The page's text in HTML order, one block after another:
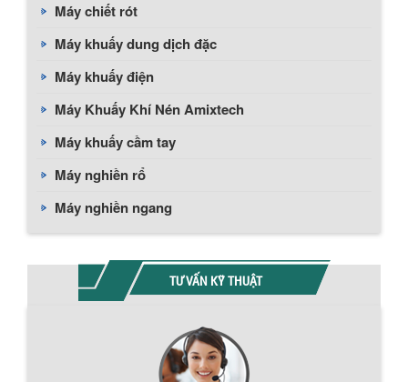
Máy chiết rót
Máy khuấy dung dịch đặc
Máy khuấy điện
Máy Khuấy Khí Nén Amixtech
Máy khuấy cầm tay
Máy nghiền rổ
Máy nghiền ngang
TƯ VẤN KỸ THUẬT